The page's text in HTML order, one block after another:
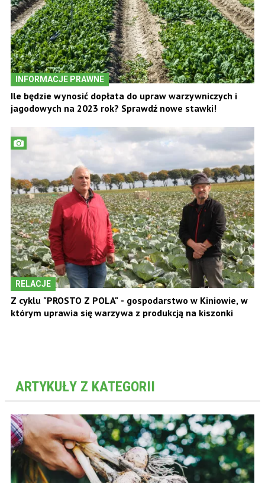
INFORMACJE PRAWNE
Ile będzie wynosić dopłata do upraw warzywniczych i
jagodowych na 2023 rok? Sprawdź nowe stawki!
RELACJE
Z cyklu "PROSTO Z POLA" - gospodarstwo w Kiniowie, w
którym uprawia się warzywa z produkcją na kiszonki
ARTYKUŁY Z KATEGORII